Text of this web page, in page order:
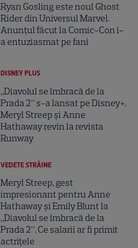
Ryan Gosling este noul Ghost
Rider din Universul Marvel.
Anunțul făcut la Comic-Con i-
a entuziasmat pe fani
DISNEY PLUS
„Diavolul se îmbracă de la
Prada 2” s-a lansat pe Disney+.
Meryl Streep și Anne
Hathaway revin la revista
Runway
VEDETE STRĂINE
Meryl Streep, gest
impresionant pentru Anne
Hathaway și Emily Blunt la
„Diavolul se îmbracă de la
Prada 2”. Ce salarii ar fi primit
actrițele